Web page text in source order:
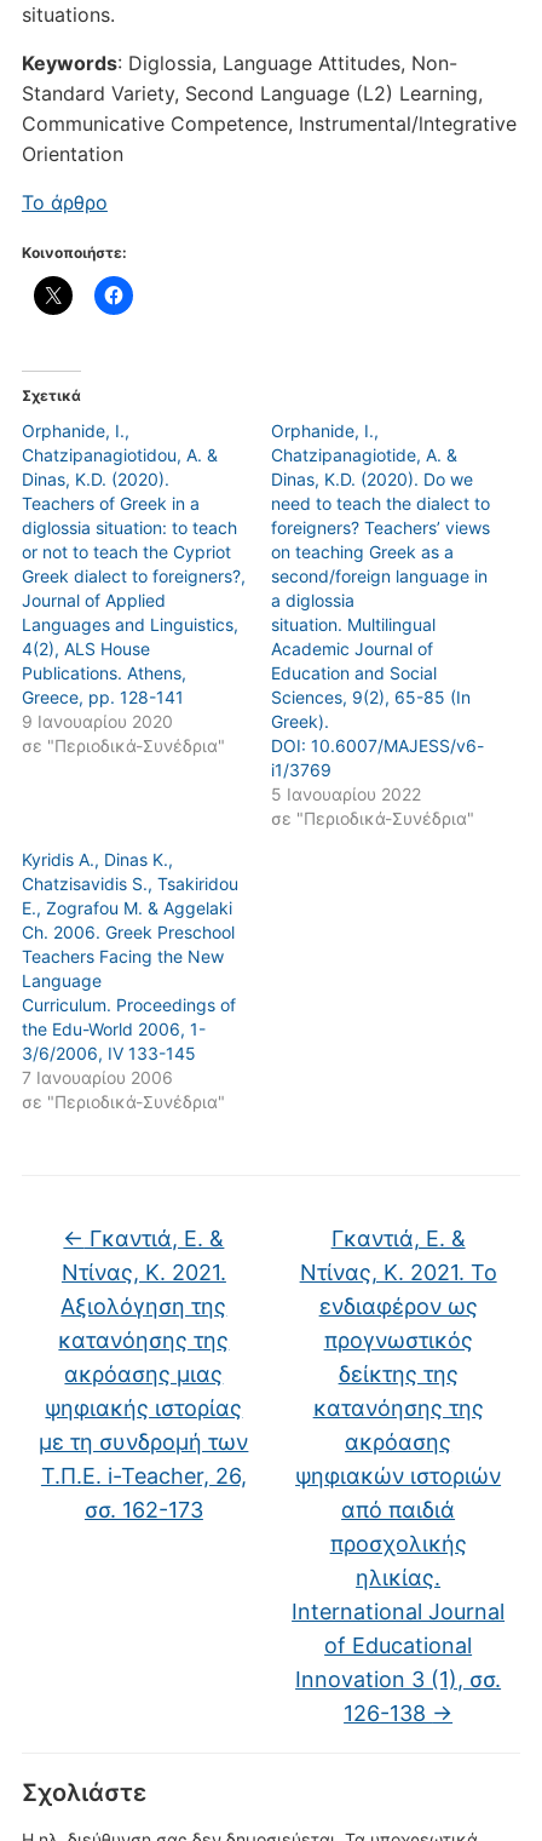
situations.
Keywords: Diglossia, Language Attitudes, Non-
Standard Variety, Second Language (L2) Learning,
Communicative Competence, Instrumental/lntegrative
Orientation
Το άρθρο
Κοινοποιήστε:
Σχετικά
Orphanide, I.,
Chatzipanagiotidou, A. &
Dinas, K.D. (2020).
Teachers of Greek in a
diglossia situation: to teach
or not to teach the Cypriot
Greek dialect to foreigners?,
Journal of Applied
Languages and Linguistics,
4(2), ALS House
Publications. Athens,
Greece, pp. 128-141
9 Ιανουαρίου 2020
σε "Περιοδικά-Συνέδρια"
Orphanide, I.,
Chatzipanagiotide, A. &
Dinas, K.D. (2020). Do we
need to teach the dialect to
foreigners? Teachers’ views
on teaching Greek as a
second/foreign language in
a diglossia
situation. Multilingual
Academic Journal of
Education and Social
Sciences, 9(2), 65-85 (In
Greek).
DOI: 10.6007/MAJESS/v6-
i1/3769
5 Ιανουαρίου 2022
σε "Περιοδικά-Συνέδρια"
Kyridis A., Dinas K.,
Chatzisavidis S., Tsakiridou
E., Zografou M. & Aggelaki
Ch. 2006. Greek Preschool
Teachers Facing the New
Language
Curriculum. Proceedings of
the Edu-World 2006, 1-
3/6/2006, IV 133-145
7 Ιανουαρίου 2006
σε "Περιοδικά-Συνέδρια"
← Γκαντιά, Ε. &
Ντίνας, Κ. 2021.
Αξιολόγηση της
κατανόησης της
ακρόασης μιας
ψηφιακής ιστορίας
με τη συνδρομή των
Τ.Π.Ε. i-Teacher, 26,
σσ. 162-173
Γκαντιά, Ε. &
Ντίνας, Κ. 2021. Το
ενδιαφέρον ως
προγνωστικός
δείκτης της
κατανόησης της
ακρόασης
ψηφιακών ιστοριών
από παιδιά
προσχολικής
ηλικίας.
International Journal
of Educational
Innovation 3 (1), σσ.
126-138 →
Σχολιάστε